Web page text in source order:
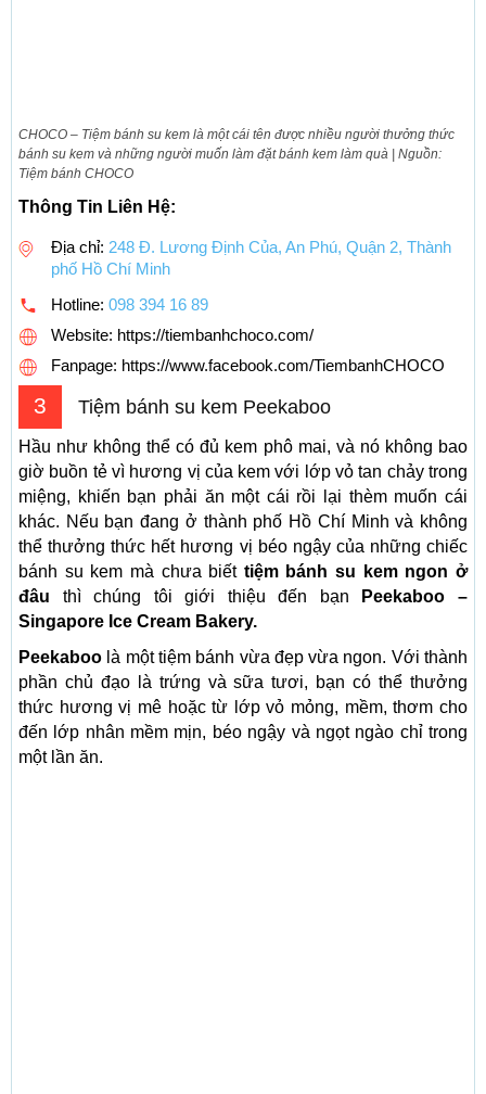
CHOCO – Tiệm bánh su kem là một cái tên được nhiều người thưởng thức
bánh su kem và những người muốn làm đặt bánh kem làm quà | Nguồn:
Tiệm bánh CHOCO
Thông Tin Liên Hệ:
Địa chỉ: 248 Đ. Lương Định Của, An Phú, Quận 2, Thành
phố Hồ Chí Minh
Hotline: 098 394 16 89
Website: https://tiembanhchoco.com/
Fanpage: https://www.facebook.com/TiembanhCHOCO
3 Tiệm bánh su kem Peekaboo
Hầu như không thể có đủ kem phô mai, và nó không bao
giờ buồn tẻ vì hương vị của kem với lớp vỏ tan chảy trong
miệng, khiến bạn phải ăn một cái rồi lại thèm muốn cái
khác. Nếu bạn đang ở thành phố Hồ Chí Minh và không
thể thưởng thức hết hương vị béo ngậy của những chiếc
bánh su kem mà chưa biết tiệm bánh su kem ngon ở
đâu thì chúng tôi giới thiệu đến bạn
Peekaboo –
Singapore Ice Cream Bakery.
Peekaboo là một tiệm bánh vừa đẹp vừa ngon. Với thành
phần chủ đạo là trứng và sữa tươi, bạn có thể thưởng
thức hương vị mê hoặc từ lớp vỏ mỏng, mềm, thơm cho
đến lớp nhân mềm mịn, béo ngậy và ngọt ngào chỉ trong
một lần ăn.